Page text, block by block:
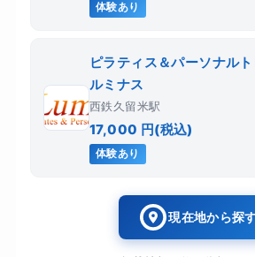
体験あり
ピラティス＆パーソナル
ルミナス
西鉄久留米駅
17,000 円(税込)
体験あり
現在地から探